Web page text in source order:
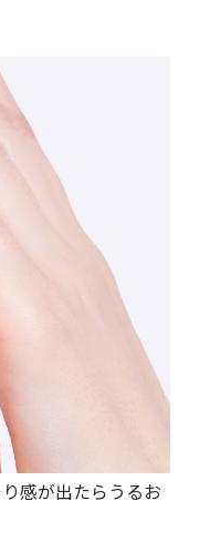
感が出たらうるお